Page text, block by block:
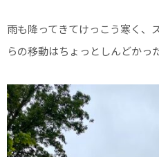
雨も降ってきてけっこう寒く、
らの移動はちょっとしんどかっ